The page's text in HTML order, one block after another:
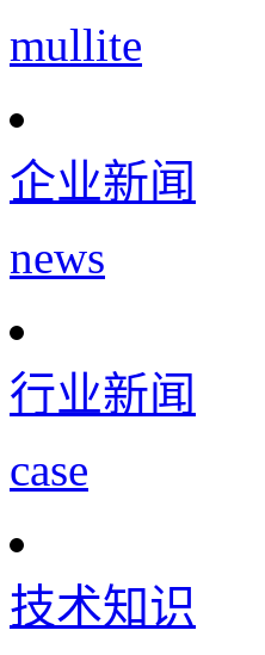
mullite
企业新闻
news
行业新闻
case
技术知识